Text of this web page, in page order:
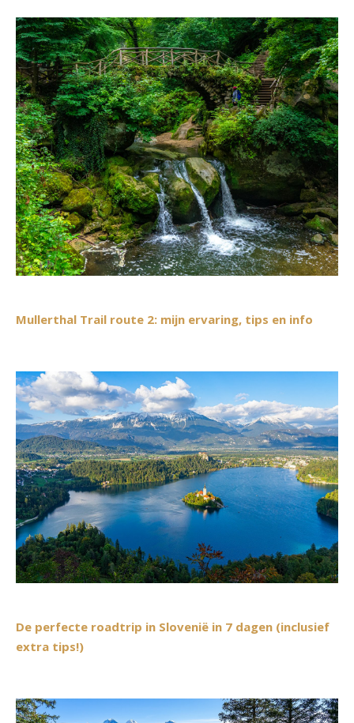
Mullerthal Trail route 2: mijn ervaring, tips en info
De perfecte roadtrip in Slovenië in 7 dagen (inclusief
extra tips!)